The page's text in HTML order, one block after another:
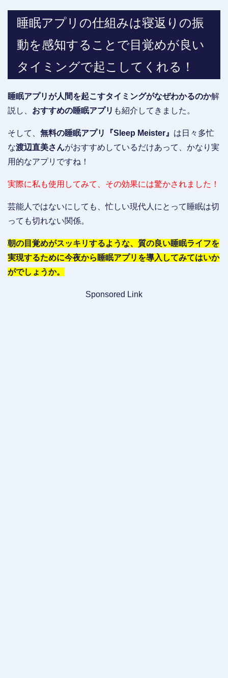
睡眠アプリの仕組みは寝返りの振
動を感知することで目覚めが良い
タイミングで起こしてくれる！
睡眠アプリが人間を起こすタイミングがなぜわかるのか解
説し、 おすすめの睡眠アプリ も紹介してきました。
そして、 無料の睡眠アプリ『Sleep Meister』 は日々多忙
な渡辺直美さんがおすすめしているだけあって、かなり実
用的なアプリですね！
実際に私も使用してみて、その効果には驚かされました！
芸能人ではないにしても、忙しい現代人にとって睡眠は切
っても切れない関係。
朝の目覚めがスッキリするような、質の良い睡眠ライフを
実現するために今夜から睡眠アプリを導入してみてはいか
がでしょうか。
Sponsored Link